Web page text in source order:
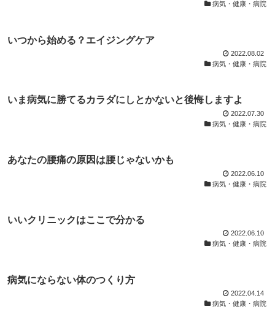
病気・健康・病院
いつから始める？エイジングケア
2022.08.02
病気・健康・病院
いま病気に勝てるカラダにしとかないと後悔しますよ
2022.07.30
病気・健康・病院
あなたの腰痛の原因は腰じゃないかも
2022.06.10
病気・健康・病院
いいクリニックはここで分かる
2022.06.10
病気・健康・病院
病気にならない体のつくり方
2022.04.14
病気・健康・病院